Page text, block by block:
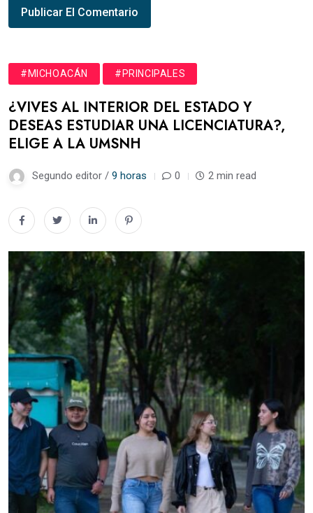
#MICHOACÁN #PRINCIPALES
¿VIVES AL INTERIOR DEL ESTADO Y
DESEAS ESTUDIAR UNA LICENCIATURA?,
ELIGE A LA UMSNH
Segundo editor / 9 horas 0 2 min read